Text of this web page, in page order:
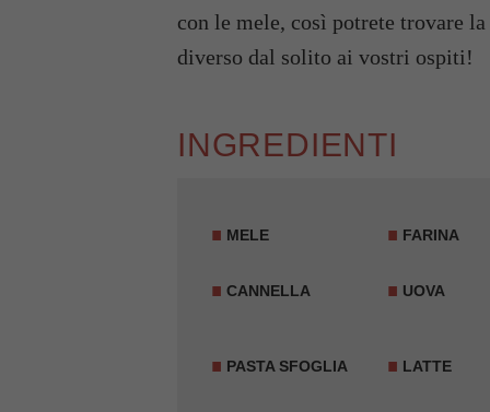
con le mele, così potrete trovare
diverso dal solito ai vostri ospiti!
INGREDIENTI
MELE FARINA
CANNELLA UOVA
PASTA SFOGLIA LATTE